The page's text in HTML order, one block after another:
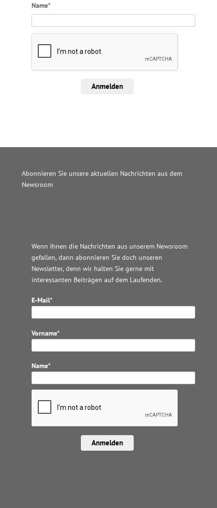
Name*
Anmelden
Abonnieren Sie unsere aktuellen Nachrichten aus dem
Newsroom
Wenn Ihnen die Nachrichten aus unserem Newsroom
gefallen, dann abonnieren Sie doch unseren
Newsletter, denn wir halten Sie gerne mit
interessanten Beiträgen auf dem Laufenden.
E-Mail*
Vorname*
Name*
Anmelden